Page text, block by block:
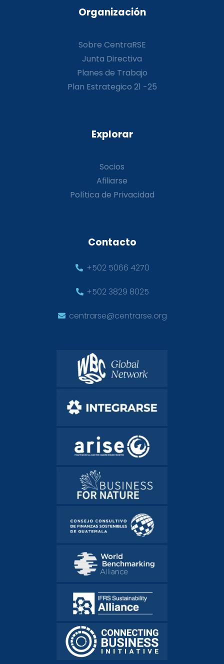
Organización
Sobre CentraRSE
Junta Directiva
Planes de Trabajo
Plan Estrategico 21 -25
Explorar
Socios
Afiliarse
Política de Privacidad
Contacto
+502 5066 4270
+502 3829 8025
centrarse@centrarse.org